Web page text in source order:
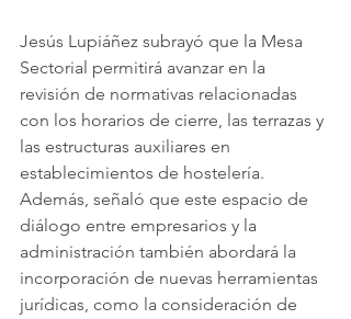
Jesús Lupiáñez subrayó que la Mesa
Sectorial permitirá avanzar en la
revisión de normativas relacionadas
con los horarios de cierre, las terrazas y
las estructuras auxiliares en
establecimientos de hostelería.
Además, señaló que este espacio de
diálogo entre empresarios y la
administración también abordará la
incorporación de nuevas herramientas
jurídicas, como la consideración de